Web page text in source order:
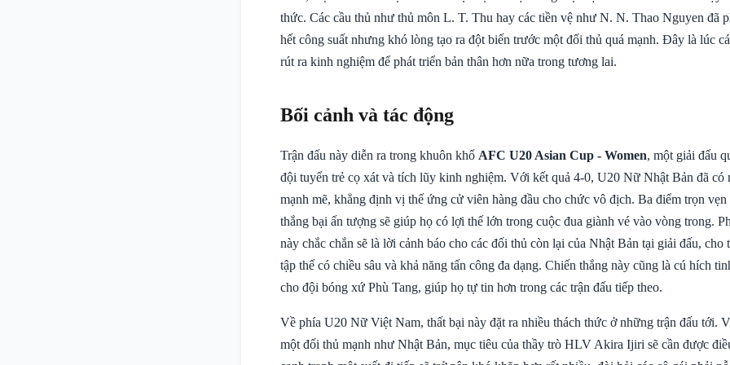
thức. Các cầu thủ như thủ môn L. T. Thu hay các tiền vệ như N. N. Thao Nguyen đã
hết công suất nhưng khó lòng tạo ra đột biến trước một đối thủ quá mạnh. Đây là lúc
rút ra kinh nghiệm để phát triển bản thân hơn nữa trong tương lai.
Bối cảnh và tác động
Trận đấu này diễn ra trong khuôn khổ AFC U20 Asian Cup - Women, một giải đấu
đội tuyển trẻ cọ xát và tích lũy kinh nghiệm. Với kết quả 4-0, U20 Nữ Nhật Bản đã có
mạnh mẽ, khẳng định vị thế ứng cử viên hàng đầu cho chức vô địch. Ba điểm trọn vẹn
thắng bại ấn tượng sẽ giúp họ có lợi thế lớn trong cuộc đua giành vé vào vòng trong.
này chắc chắn sẽ là lời cảnh báo cho các đối thủ còn lại của Nhật Bản tại giải đấu, cho
tập thể có chiều sâu và khả năng tấn công đa dạng. Chiến thắng này cũng là cú hích
cho đội bóng xứ Phù Tang, giúp họ tự tin hơn trong các trận đấu tiếp theo.
Về phía U20 Nữ Việt Nam, thất bại này đặt ra nhiều thách thức ở những trận đấu tới.
một đối thủ mạnh như Nhật Bản, mục tiêu của thầy trò HLV Akira Ijiri sẽ cần được